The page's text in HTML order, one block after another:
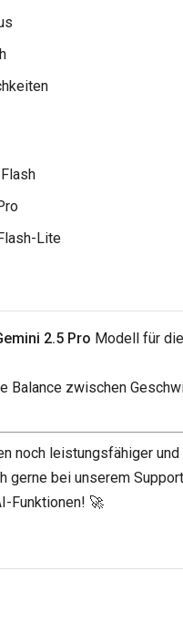
Lite
2.5 Pro Modell für
Balance zwischen
noch leistungsfähiger
gerne bei unserem
Funktionen! 🚀